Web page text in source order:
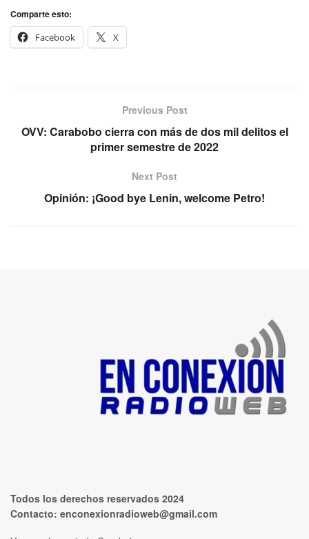
Comparte esto:
Facebook
X
Previous Post
OVV: Carabobo cierra con más de dos mil delitos el
primer semestre de 2022
Next Post
Opinión: ¡Good bye Lenin, welcome Petro!
Todos los derechos reservados 2024
Contacto: enconexionradioweb@gmail.com